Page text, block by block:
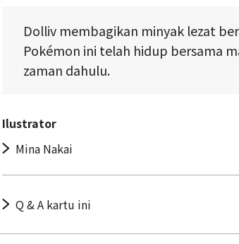
Dolliv membagikan minyak lezat
Pokémon ini telah hidup bersama
zaman dahulu.
Ilustrator
Mina Nakai
Q & A kartu ini